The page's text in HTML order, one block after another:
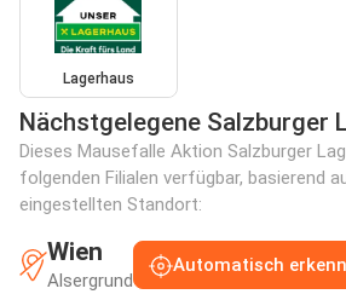
Lagerhaus
Nächstgelegene Salzburger
Dieses Mausefalle Aktion Salzburger
folgenden Filialen verfügbar, basierend
eingestellten Standort:
Wien
Alsergrund
Automatisch